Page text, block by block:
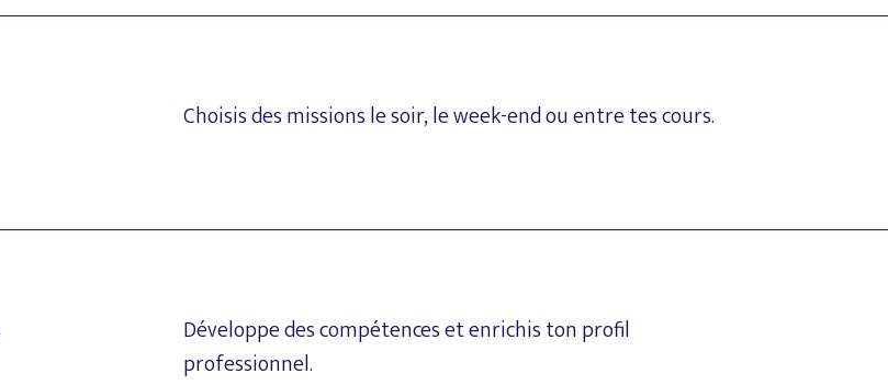
Choisisdesmissionslesoir,leweek-endouentretescours.
Développedescompétencesetenrichistonprofil
professionnel.